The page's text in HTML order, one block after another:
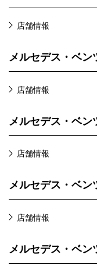
店舗情報
メルセデス・ベン
店舗情報
メルセデス・ベン
店舗情報
メルセデス・ベン
店舗情報
メルセデス・ベン